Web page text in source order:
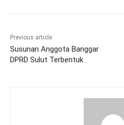
Previous article
Susunan Anggota Banggar
DPRD Sulut Terbentuk